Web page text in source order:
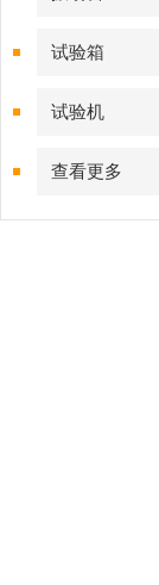
试验箱
试验机
查看更多